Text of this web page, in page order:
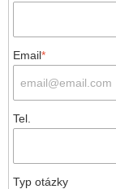
Email*
Tel.
Typ otázky